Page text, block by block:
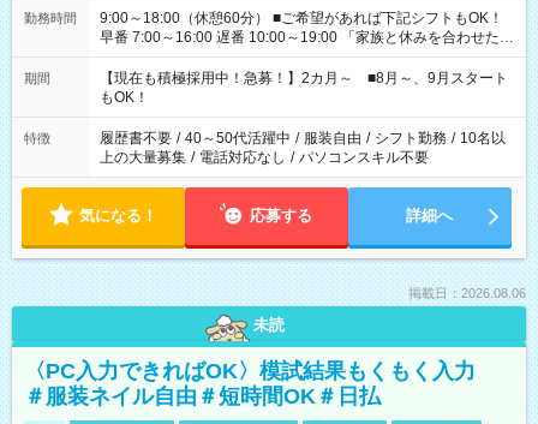
勤務時間
9:00～18:00（休憩60分） ■ご希望があれば下記シフトもOK！
早番 7:00～16:00 遅番 10:00～19:00 「家族と休みを合わせた
い」 「余裕を持って夕飯の準備がしたい」 「できれば残業はし
たくない」 など、ご希望を教えてくださいね。 ※Wワーク希望
の方へ 今ご覧のお仕事で希望する勤務時間と、もう1つのお仕事
の勤務時間。 合計で週40時間を超える場合は応募できません。
期間
【現在も積極採用中！急募！】2カ月～ ■8月～、9月スタート
もOK！
特徴 履歴書不要 / 40～50代活躍中 / 服装自由 / シフト勤務 / 10名以
上の大量募集 / 電話対応なし / パソコンスキル不要
気になる！ 応募する 詳細へ
掲載日：2026.08.06
未読
〈PC入力できればOK〉模試結果もくもく入力
＃服装ネイル自由＃短時間OK＃日払